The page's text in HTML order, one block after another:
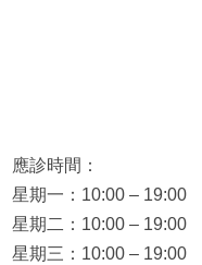
應診時間：
星期一：10:00 – 19:00
星期二：10:00 – 19:00
星期三：10:00 – 19:00